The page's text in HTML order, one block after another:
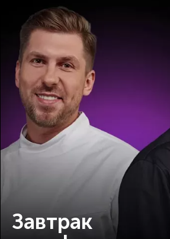
Завтрак